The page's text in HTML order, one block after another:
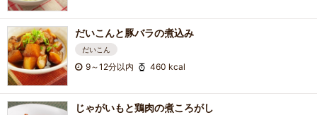
だいこんと豚バラの煮込み
だいこん
9～12分以内 460 kcal
じゃがいもと鶏肉の煮ころがし